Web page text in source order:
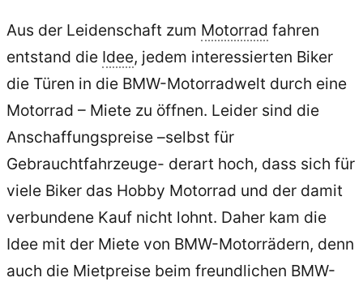
Aus der Leidenschaft zum Motorrad fahren
entstand die Idee, jedem interessierten Biker
die Türen in die BMW-Motorradwelt durch eine
Motorrad – Miete zu öffnen. Leider sind die
Anschaffungspreise –selbst für
Gebrauchtfahrzeuge- derart hoch, dass sich für
viele Biker das Hobby Motorrad und der damit
verbundene Kauf nicht lohnt. Daher kam die
Idee mit der Miete von BMW-Motorrädern, denn
auch die Mietpreise beim freundlichen BMW-